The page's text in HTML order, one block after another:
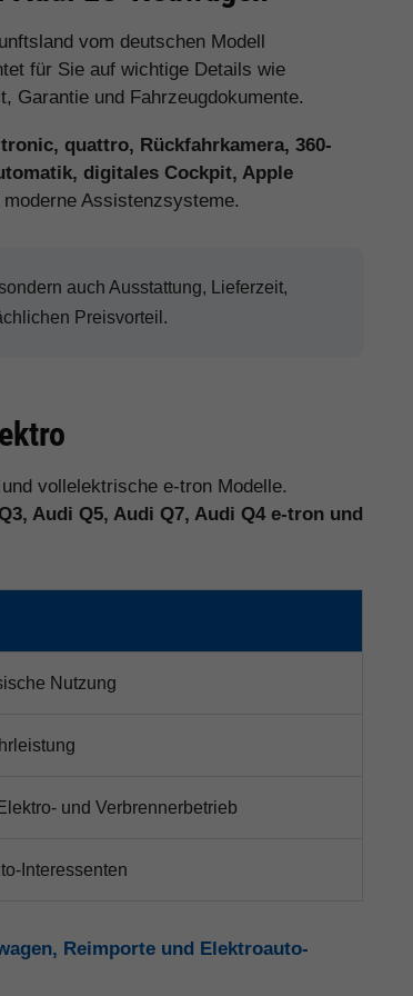
vom deutschen Modell
für Sie auf wichtige Details wie
Garantie und Fahrzeugdokumente.
quattro, Rückfahrkamera, 360-
digitales Cockpit, Apple
moderne Assistenzsysteme.
auch Ausstattung, Lieferzeit,
Preisvorteil.
vollelektrische e-tron Modelle.
Audi Q5, Audi Q7, Audi Q4 e-tron und
Nutzung
und Verbrennerbetrieb
Interessenten
Reimporte und Elektroauto-